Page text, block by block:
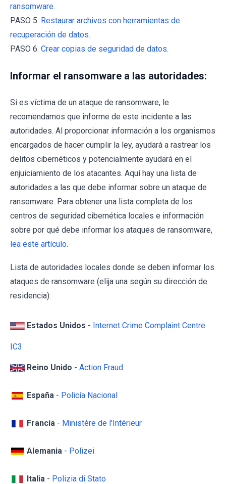
ransomware.
PASO 5. Restaurar archivos con herramientas de
recuperación de datos.
PASO 6. Crear copias de seguridad de datos.
Informar el ransomware a las autoridades:
Si es víctima de un ataque de ransomware, le
recomendamos que informe de este incidente a las
autoridades. Al proporcionar información a los organismos
encargados de hacer cumplir la ley, ayudará a rastrear los
delitos cibernéticos y potencialmente ayudará en el
enjuiciamiento de los atacantes. Aquí hay una lista de
autoridades a las que debe informar sobre un ataque de
ransomware. Para obtener una lista completa de los
centros de seguridad cibernética locales e información
sobre por qué debe informar los ataques de ransomware,
lea este artículo.
Lista de autoridades locales donde se deben informar los
ataques de ransomware (elija una según su dirección de
residencia):
Estados Unidos - Internet Crime Complaint Centre
IC3
Reino Unido - Action Fraud
España - Policía Nacional
Francia - Ministère de l'Intérieur
Alemania - Polizei
Italia - Polizia di Stato